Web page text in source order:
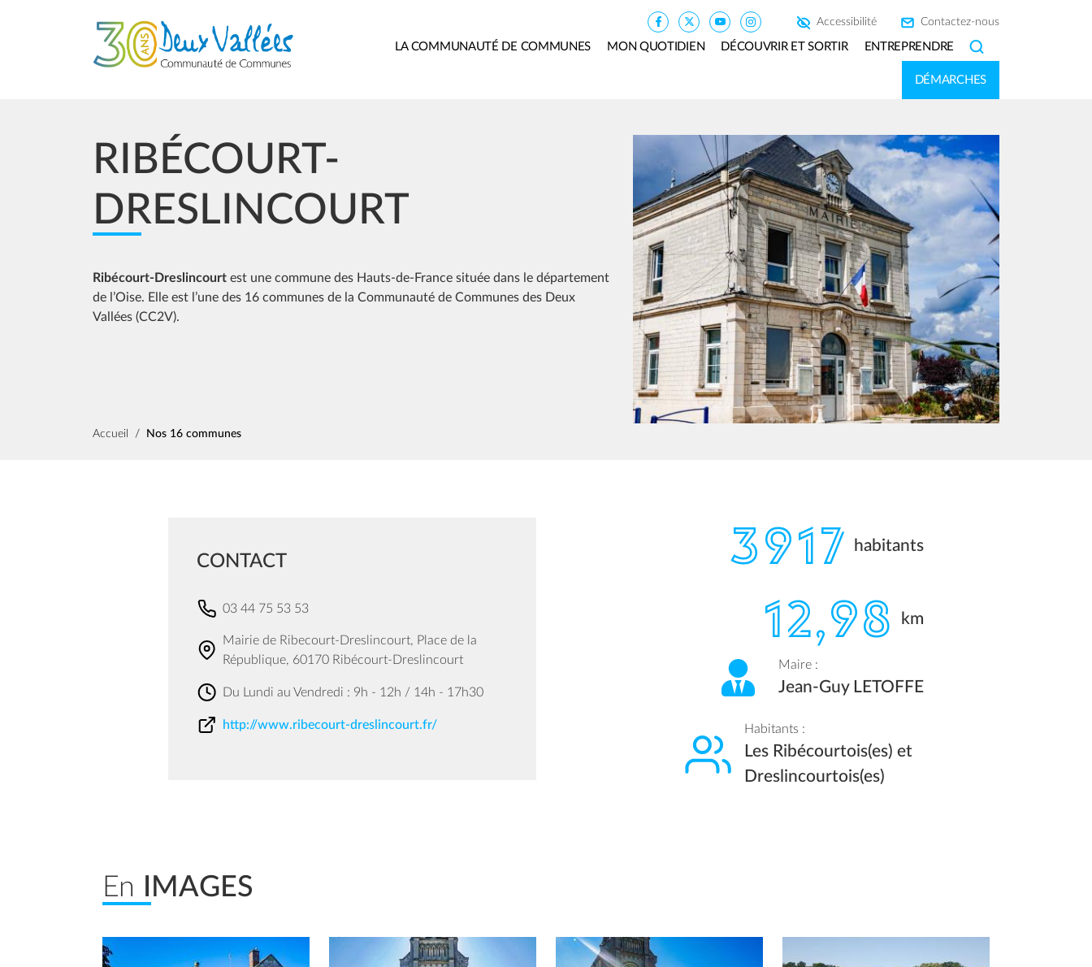
Accessibilité Contactez-nous
LA COMMUNAUTÉ DE COMMUNES MON QUOTIDIEN DÉCOUVRIR ET SORTIR ENTREPRENDRE SEARCH
DÉMARCHES
RIBÉCOURT-
DRESLINCOURT
Ribécourt-Dreslincourt est une commune des Hauts-de-France située dans le département
de l’Oise. Elle est l’une des 16 communes de la Communauté de Communes des Deux
Vallées (CC2V).
Fil d'Ariane
Accueil Nos 16 communes
CONTACT
03 44 75 53 53
Mairie de Ribecourt-Dreslincourt, Place de la
République, 60170 Ribécourt-Dreslincourt
Du Lundi au Vendredi : 9h - 12h / 14h - 17h30
http://www.ribecourt-dreslincourt.fr/
3917 habitants
12,98 km
Maire :
Jean-Guy LETOFFE
Habitants :
Les Ribécourtois(es) et
Dreslincourtois(es)
En IMAGES